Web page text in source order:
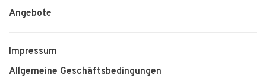
Angebote
Impressum
Allgemeine Geschäftsbedingungen